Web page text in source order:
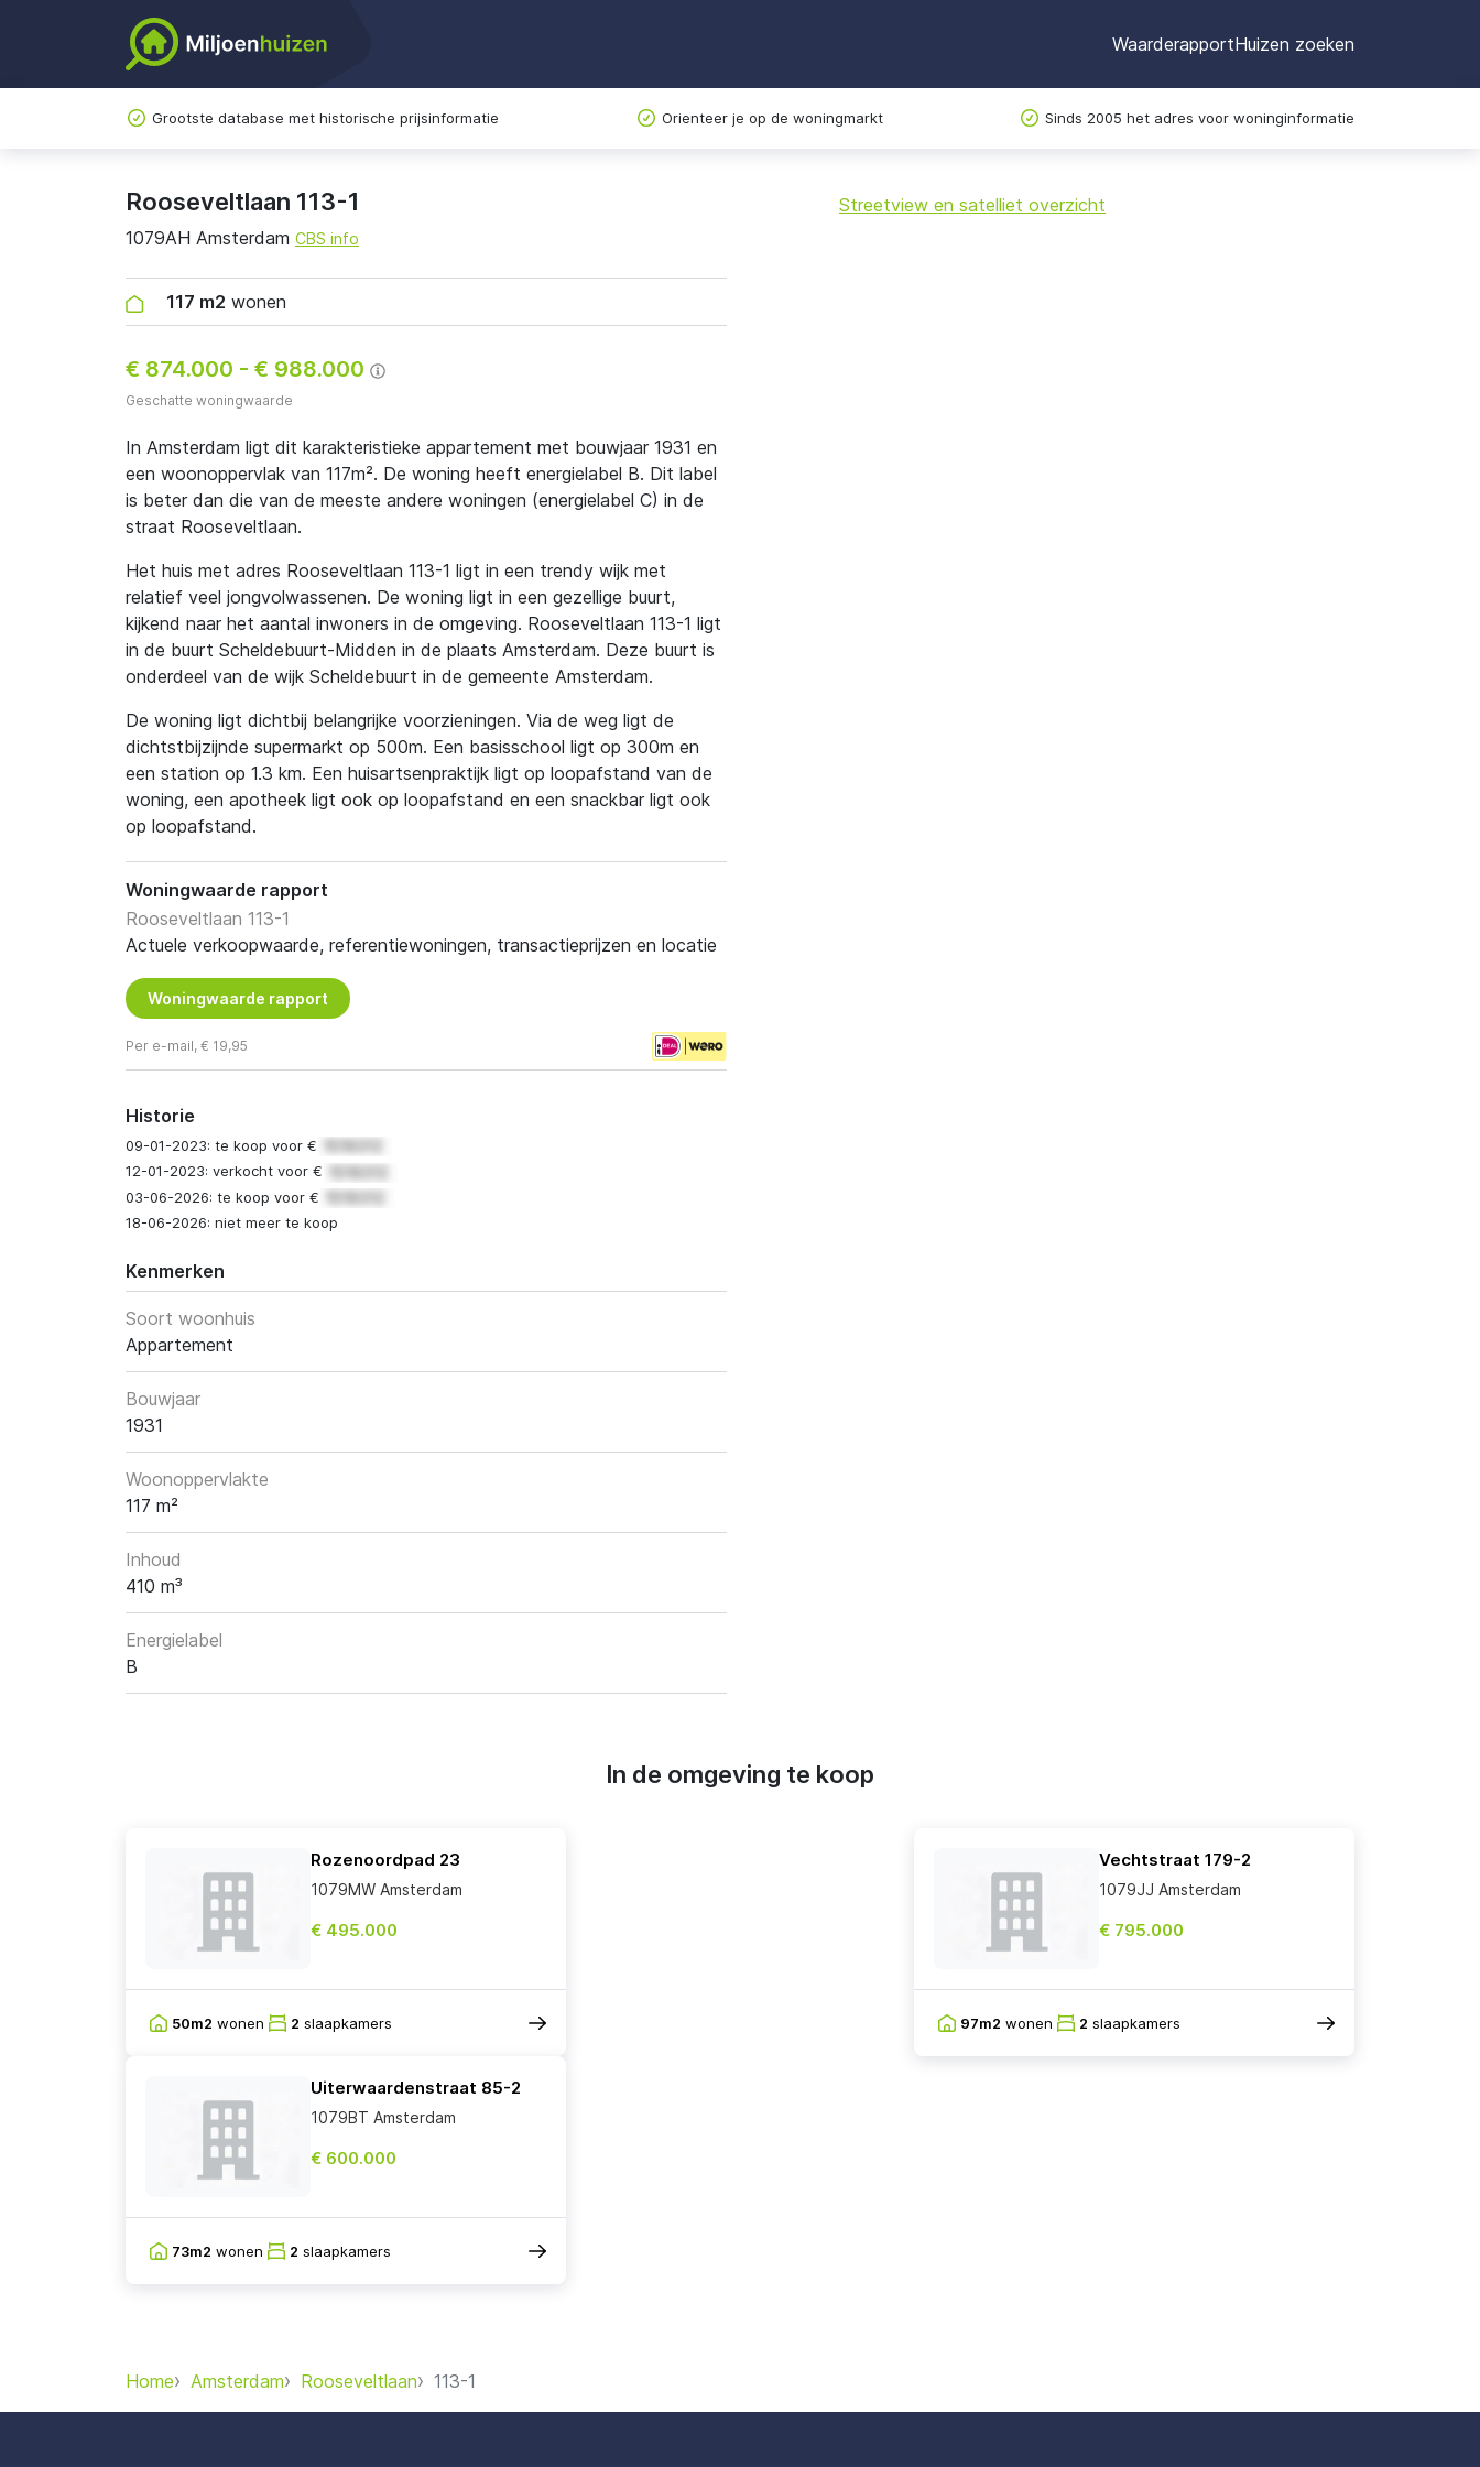
WaarderapportHuizen zoeken
Grootste database met historische prijsinformatie Orienteer je op de woningmarkt Sinds 2005 het adres voor woninginformatie
Rooseveltlaan 113-1
1079AH Amsterdam CBS info
117 m2 wonen
€ 874.000 - € 988.000
Geschatte woningwaarde
In Amsterdam ligt dit karakteristieke appartement met bouwjaar 1931 en
een woonoppervlak van 117m². De woning heeft energielabel B. Dit label
is beter dan die van de meeste andere woningen (energielabel C) in de
straat Rooseveltlaan.
Het huis met adres Rooseveltlaan 113-1 ligt in een trendy wijk met
relatief veel jongvolwassenen. De woning ligt in een gezellige buurt,
kijkend naar het aantal inwoners in de omgeving. Rooseveltlaan 113-1 ligt
in de buurt Scheldebuurt-Midden in de plaats Amsterdam. Deze buurt is
onderdeel van de wijk Scheldebuurt in de gemeente Amsterdam.
De woning ligt dichtbij belangrijke voorzieningen. Via de weg ligt de
dichtstbijzijnde supermarkt op 500m. Een basisschool ligt op 300m en
een station op 1.3 km. Een huisartsenpraktijk ligt op loopafstand van de
woning, een apotheek ligt ook op loopafstand en een snackbar ligt ook
op loopafstand.
Woningwaarde rapport
Rooseveltlaan 113-1
Actuele verkoopwaarde, referentiewoningen, transactieprijzen en locatie
Woningwaarde rapport
Per e-mail, € 19,95
Historie
09-01-2023: te koop voor €
12-01-2023: verkocht voor €
03-06-2026: te koop voor €
18-06-2026: niet meer te koop
Kenmerken
Soort woonhuis
Appartement
Bouwjaar
1931
Woonoppervlakte
117 m²
Inhoud
410 m³
Energielabel
B
+
Streetview en satelliet overzicht
In de omgeving te koop
Rozenoordpad 23
1079MW Amsterdam
€ 495.000
50m2 wonen 2 slaapkamers
Vechtstraat 179-2
1079JJ Amsterdam
€ 795.000
97m2 wonen 2 slaapkamers
Uiterwaardenstraat 85-2
1079BT Amsterdam
€ 600.000
73m2 wonen 2 slaapkamers
Home Amsterdam Rooseveltlaan 113-1